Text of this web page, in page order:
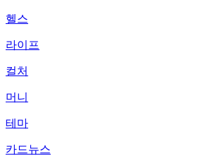
헬스
라이프
컬처
머니
테마
카드뉴스